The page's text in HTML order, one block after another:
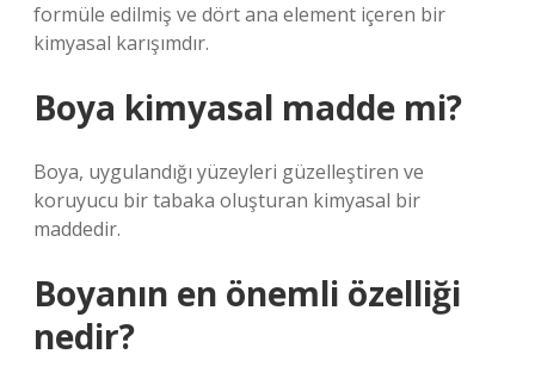
formüle edilmiş ve dört ana element içeren bir
kimyasal karışımdır.
Boya kimyasal madde mi?
Boya, uygulandığı yüzeyleri güzelleştiren ve
koruyucu bir tabaka oluşturan kimyasal bir
maddedir.
Boyanın en önemli özelliği
nedir?